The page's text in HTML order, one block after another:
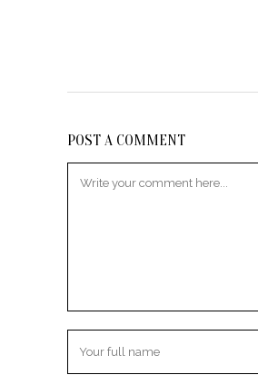
POST A COMMENT